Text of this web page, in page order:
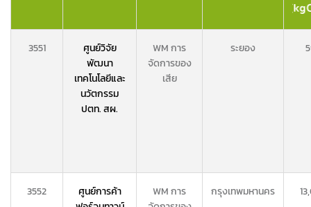
3551
ศูนย์วิจัย
พัฒนา
เทคโนโลยีและ
นวัตกรรม
ปตท. สผ.
WM การ
จัดการของ
เสีย
ระยอง
3552
ศูนย์การค้า
WM การ
กรุงเทพมหานคร